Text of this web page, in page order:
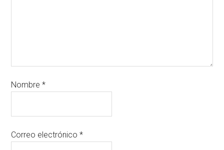
Nombre*
Correo electrónico*